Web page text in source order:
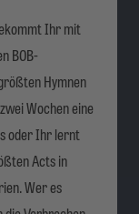
Ihr mit
BOB-
Hymnen
Wochen eine
oder Ihr lernt
Acts in
Wer es